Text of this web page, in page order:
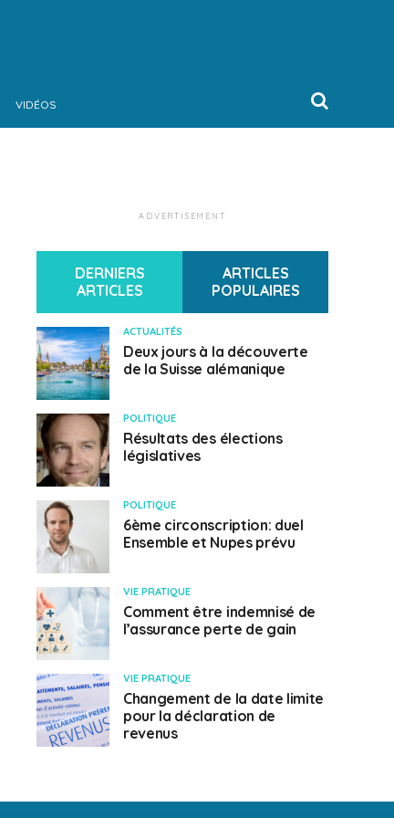
VIDÉOS
ADVERTISEMENT
DERNIERS
ARTICLES
ARTICLES
POPULAIRES
ACTUALITÉS
Deux jours à la découverte
de la Suisse alémanique
POLITIQUE
Résultats des élections
législatives
POLITIQUE
6ème circonscription: duel
Ensemble et Nupes prévu
VIE PRATIQUE
Comment être indemnisé de
l’assurance perte de gain
VIE PRATIQUE
Changement de la date limite
pour la déclaration de
revenus